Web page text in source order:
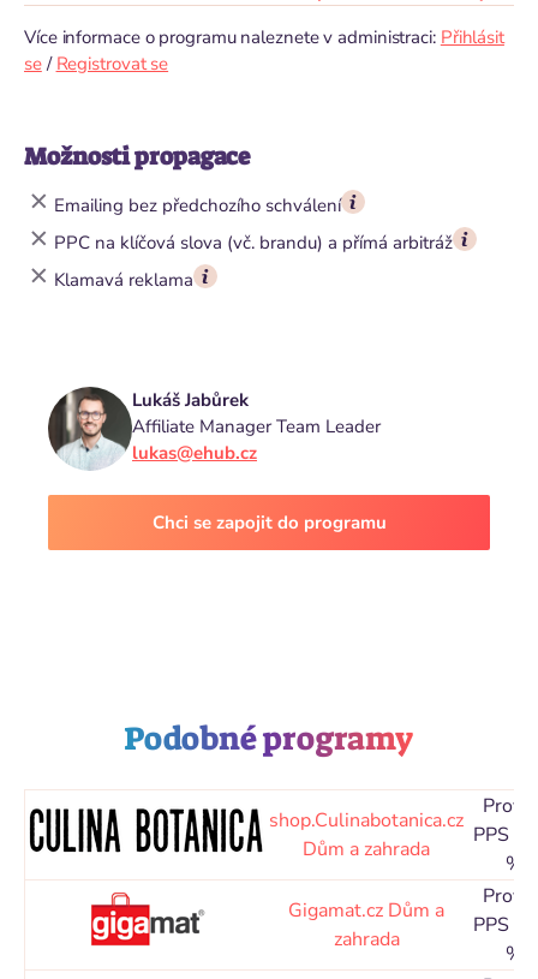
Více informace o programu naleznete v administraci: Přihlásit
se/ Registrovat se
Možnosti propagace
Emailing bez předchozího schválení
PPC na klíčová slova (vč. brandu) a přímá arbitráž
Klamavá reklama
Lukáš Jabůrek
Affiliate Manager Team Leader
lukas@ehub.cz
Chci se zapojit do programu
Podobné programy
shop.Culinabotanica.cz
Dům a zahrada
PPS
%
Gigamat.cz Dům a
zahrada
PPS
%